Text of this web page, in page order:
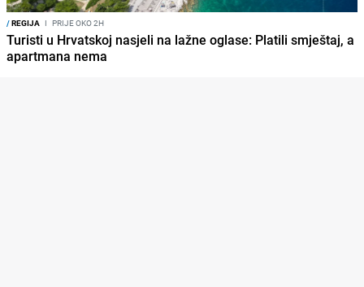
/REGIJA I PRIJE OKO 2H
Turisti u Hrvatskoj nasjeli na lažne oglase: Platili smještaj, a
apartmana nema